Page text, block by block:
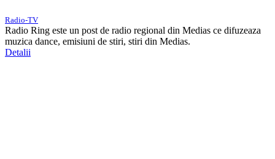
Radio-TV
Radio Ring este un post de radio regional din Medias ce difuzeaza
muzica dance, emisiuni de stiri, stiri din Medias.
Detalii